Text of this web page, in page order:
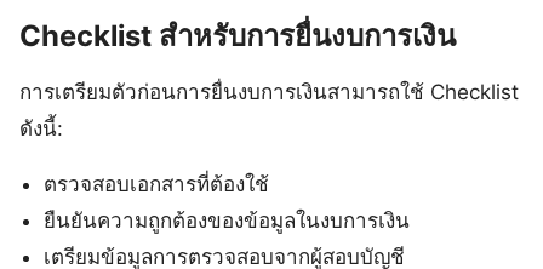
Checklist สำหรับการยื่นงบการเงิน
การเตรียมตัวก่อนการยื่นงบการเงินสามารถใช้ Checklist
ดังนี้:
ตรวจสอบเอกสารที่ต้องใช้
ยืนยันความถูกต้องของข้อมูลในงบการเงิน
เตรียมข้อมูลการตรวจสอบจากผู้สอบบัญชี